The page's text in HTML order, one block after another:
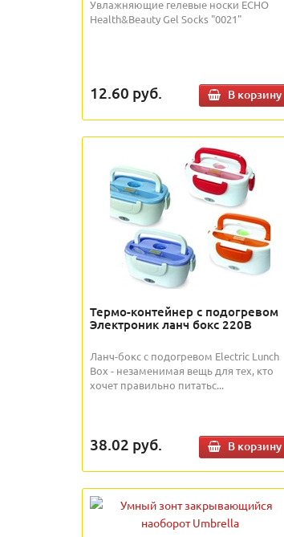
Увлажняющие гелевые носки ECHO
Health&Beauty Gel Socks "0021"
12.60 руб. В корзину
Термо-контейнер с подогревом
Электроник ланч бокс 220В
Ланч-бокс с подогревом Electric Lunch
Box - незаменимая вещь для тех, кто
хочет правильно питатьс...
38.02 руб. В корзину